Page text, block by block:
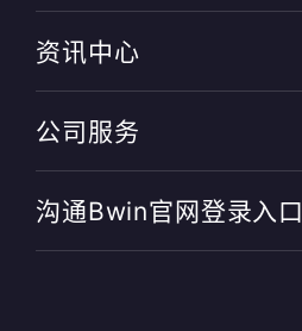
资讯中心
公司服务
沟通bwin官网登录入口